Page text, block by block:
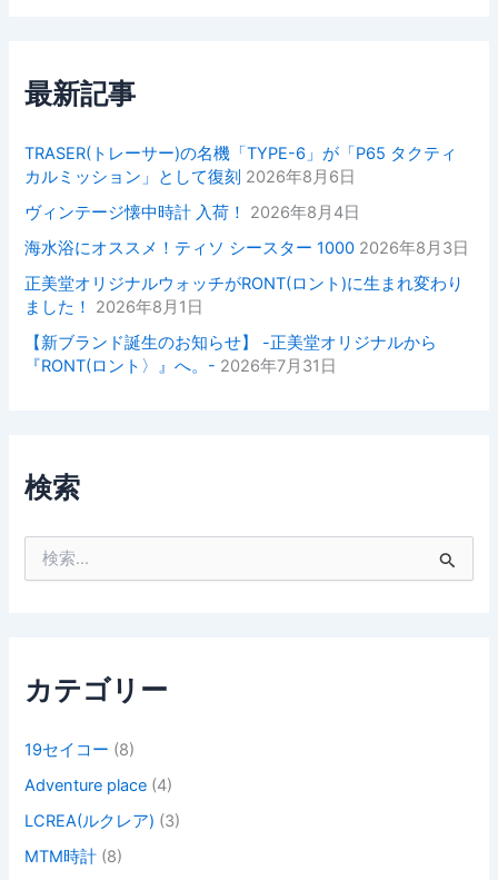
最新記事
TRASER(トレーサー)の名機「TYPE-6」が「P65 タクティ
カルミッション」として復刻 2026年8月6日
ヴィンテージ懐中時計 入荷！
2026年8月4日
海水浴にオススメ！ティソ シースター 1000 2026年8月3日
正美堂オリジナルウォッチがRONT(ロント)に生まれ変わり
ました！
2026年8月1日
【新ブランド誕生のお知らせ】 -正美堂オリジナルから
『RONT(ロント〉』へ。- 2026年7月31日
検索
カテゴリー
19セイコー (8)
Adventure place (4)
LCREA(ルクレア) (3)
MTM時計 (8)